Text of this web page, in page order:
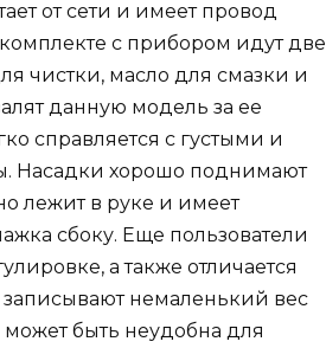
от сети и имеет провод
с прибором идут две
чистки, масло для смазки и
данную модель за ее
справляется с густыми и
Насадки хорошо поднимают
лежит в руке и имеет
сбоку. Еще пользователи
а также отличается
немаленький вес
может быть неудобна для